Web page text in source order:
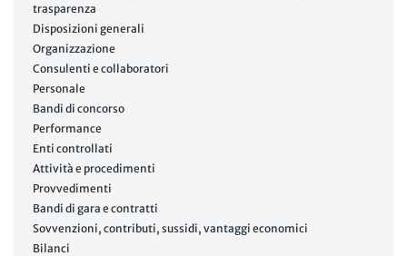
trasparenza
Disposizioni generali
Organizzazione
Consulenti e collaboratori
Personale
Bandi di concorso
Performance
Enti controllati
Attività e procedimenti
Provvedimenti
Bandi di gara e contratti
Sovvenzioni, contributi, sussidi, vantaggi economici
Bilanci